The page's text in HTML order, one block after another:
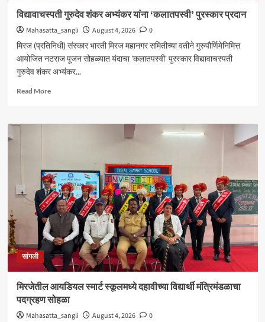
विद्यावाचस्पती गुरुदेव शंकर अभ्यंकर यांना ‘कलातपस्वी’ पुरस्कार प्रदान
Mahasatta_sangli August 4, 2026
0
मिरज (प्रतिनिधी) संस्कार भारती मिरज महानगर समितीच्या वतीने गुरुपौर्णिमेनिमित्त
आयोजित नटराज पूजन सोहळ्यात यंदाचा 'कलातपस्वी' पुरस्कार विद्यावाचस्पती
गुरुदेव शंकर अभ्यंकर...
Read MoreRead
विद्यावाचस्पती
यांना
‘कलातपस्वी’
पुरस्कार
प्रदान
सांगली
मिरजेतील आयडियल स्मार्ट स्कूलमध्ये दहावीच्या विद्यार्थी मंत्रिमंडळाचा
पदग्रहण सोहळा
Mahasatta_sangli August 4, 2026
0